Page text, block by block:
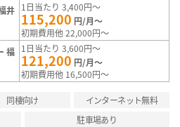
井 1日当たり 3,400円～
115,200 円/月～
初期費用他 22,000円～
福 1日当たり 3,600円～
121,200 円/月～
初期費用他 16,500円～
同棲向け
インターネット無料
駐車場あり